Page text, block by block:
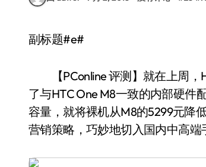
副标题#e#
【PConline 评测】就在上周，
了与HTC One M8一致的内部硬件
容量，就将裸机从M8的5299元降
营销策略，巧妙地切入国内中高